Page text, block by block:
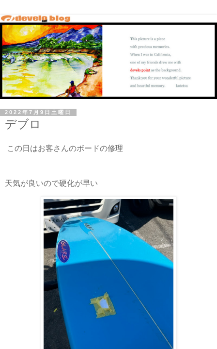
2022年7月9日土曜日
デブロ
この日はお客さんのボードの修理
天気が良いので硬化が早い